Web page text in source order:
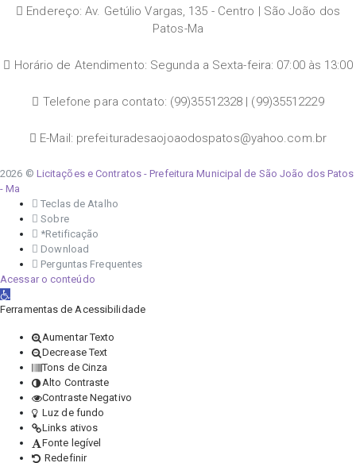
Endereço: Av. Getúlio Vargas, 135 - Centro | São João dos
Patos-Ma
Horário de Atendimento: Segunda a Sexta-feira: 07:00 às 13:00
Telefone para contato: (99)35512328 | (99)35512229
E-Mail: prefeituradesaojoaodospatos@yahoo.com.br
2026 © Licitações e Contratos - Prefeitura Municipal de São João dos Patos
- Ma
Teclas de Atalho
Sobre
*Retificação
Download
Perguntas Frequentes
Acessar o conteúdo
Abrir a barra de ferramentas
Ferramentas de Acessibilidade
Aumentar Texto
Decrease Text
Tons de Cinza
Alto Contraste
Contraste Negativo
Luz de fundo
Links ativos
Fonte legível
Redefinir